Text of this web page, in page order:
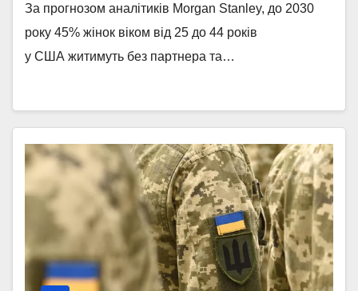
За прогнозом аналітиків Morgan Stanley, до 2030
року 45% жінок віком від 25 до 44 років
у США житимуть без партнера та…